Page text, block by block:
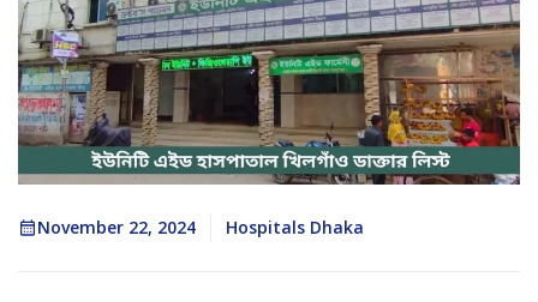
November 22, 2024 Hospitals Dhaka